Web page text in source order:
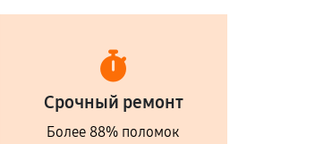
Срочный ремонт
Более 88% поломок